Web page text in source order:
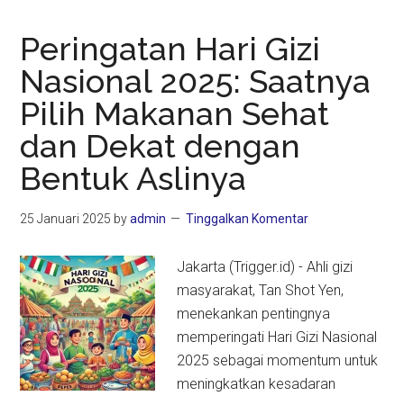
Peringatan Hari Gizi
Nasional 2025: Saatnya
Pilih Makanan Sehat
dan Dekat dengan
Bentuk Aslinya
25 Januari 2025 byadmin Tinggalkan Komentar
Jakarta (Trigger.id) - Ahli gizi
masyarakat, Tan Shot Yen,
menekankan pentingnya
memperingati Hari Gizi Nasional
2025 sebagai momentum untuk
meningkatkan kesadaran